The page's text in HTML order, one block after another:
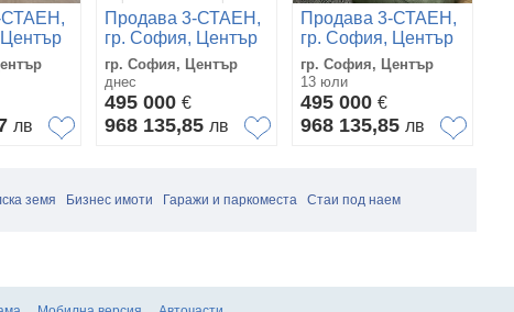
СТАЕН,
лв
Продава 3-СТАЕН,
гр. София, Център
гр. София, Център
днес
495 000 €
968 135,85 лв
Продава 3-СТАЕН,
гр. София, Център
гр. София, Център
13 юли
495 000 €
968 135,85 лв
земя Бизнес имоти Гаражи и паркоместа Стаи под наем